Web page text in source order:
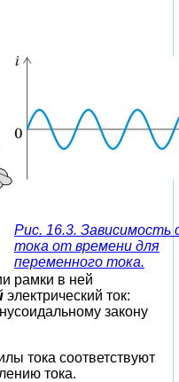
Рис. 16.3. Зависимость
тока от времени для
переменного тока.
рамки в ней
электрический ток:
закону
тока соответствуют
тока.